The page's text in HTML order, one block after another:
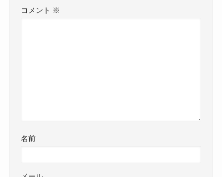
コメント ※
名前